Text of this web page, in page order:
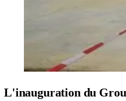
L'inauguration du